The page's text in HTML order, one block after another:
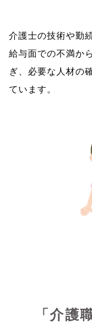
介護士の技術や勤
給与面での不満か
ぎ、必要な人材の
ています。
「介護